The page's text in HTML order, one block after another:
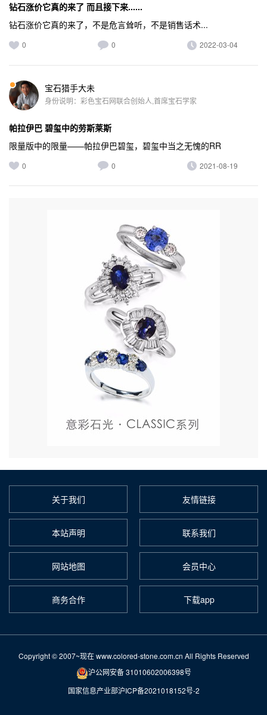
钻石涨价它真的来了 而且接下来......
钻石涨价它真的来了，不是危言耸听，不是销售话术...
0 0 2022-03-04
宝石猎手大未
身份说明：彩色宝石网联合创始人,首席宝石学家
帕拉伊巴 碧玺中的劳斯莱斯
限量版中的限量——帕拉伊巴碧玺，碧玺中当之无愧的RR
0 0 2021-08-19
关于我们 友情链接
本站声明 联系我们
网站地图 会员中心
商务合作 下载app
Copyright © 2007~现在 www.colored-stone.com.cn All Rights Reserved
沪公网安备 31010602006398号
国家信息产业部沪ICP备2021018152号-2